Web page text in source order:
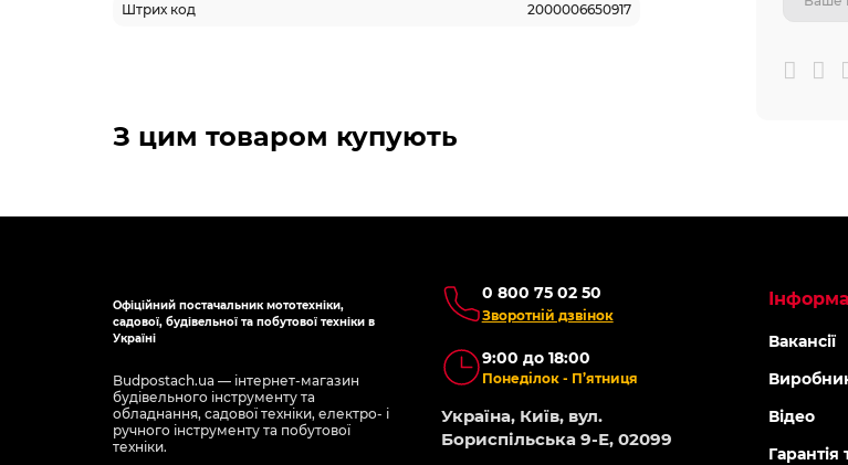
Штрих код
2000006650917
З цим товаром купують
Офіційний постачальник мототехніки,
садової, будівельної та побутової техніки в
Україні
Budpostach.ua — інтернет-магазин
будівельного інструменту та
обладнання, садової техніки, електро- і
ручного інструменту та побутової
техніки.
0 800 75 02 50
Зворотній дзвінок
9:00 до 18:00
Понеділок - П’ятниця
Україна, Київ, вул.
Бориспільська 9-Е, 02099
Вакансії
Відео
Гарантія